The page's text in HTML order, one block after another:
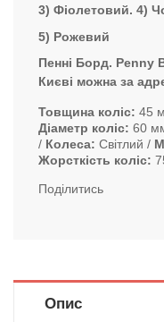
3) Фіолетовий. 4)
5) Рожевий
Пенні Борд. Penny
Києві можна за
Товщина коліс 45
Діаметр коліс 60
Колеса Світлий
Жорсткість коліс
Поділитись
Опис